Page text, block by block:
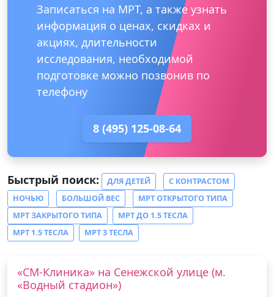
Записаться на МРТ, а также узнать
информация о ценах, скидках и
акциях, длительности
исследования, необходимой
подготовке можно позвонив по
телефону
8 (495) 125-08-64
Быстрый поиск: ДЛЯ ДЕТЕЙ
С КОНТРАСТОМ
НОЧЬЮ
БОЛЬШОЙ ВЕС
МРТ ОТКРЫТОГО ТИПА
МРТ ЗАКРЫТОГО ТИПА
МРТ ДО 1.5 ТЕСЛА
МРТ 1.5 ТЕСЛА
МРТ 3 ТЕСЛА
«СМ-Клиника» на Сенежской улице (м.
«Водный стадион»)